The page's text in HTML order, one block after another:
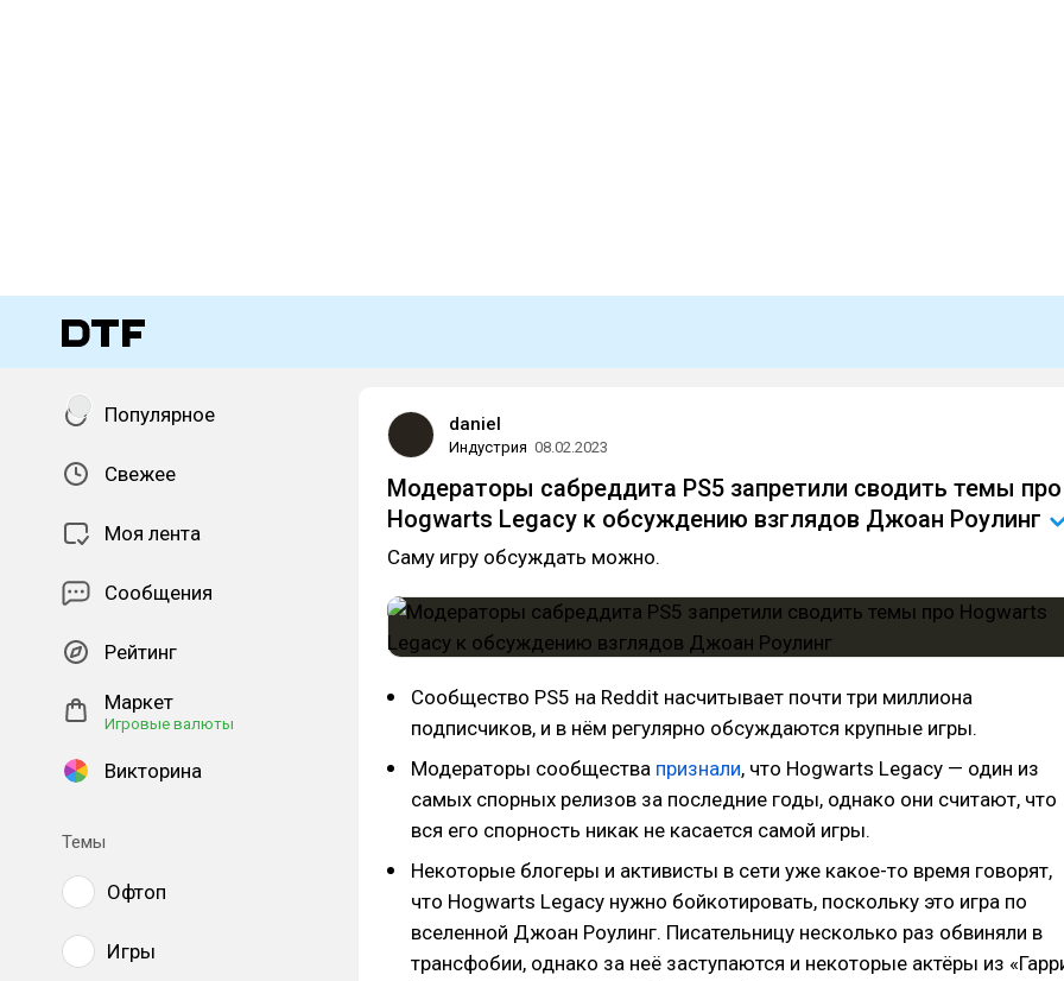
Популярное
Свежее
Моя лента
Сообщения
Рейтинг
Маркет
Игровые валюты
Викторина
Темы
Офтоп
Игры
daniel
Индустрия 08.02.2023
Модераторы сабреддита PS5 запретили сводить темы про
Hogwarts Legacy к обсуждению взглядов Джоан Роулинг
Саму игру обсуждать можно.
Сообщество PS5 на Reddit насчитывает почти три миллиона
подписчиков, и в нём регулярно обсуждаются крупные игры.
Модераторы сообщества признали, что Hogwarts Legacy — один из
самых спорных релизов за последние годы, однако они считают, что
вся его спорность никак не касается самой игры.
Некоторые блогеры и активисты в сети уже какое-то время говорят,
что Hogwarts Legacy нужно бойкотировать, поскольку это игра по
вселенной Джоан Роулинг. Писательницу несколько раз обвиняли в
трансфобии, однако за неё заступаются и некоторые актёры из